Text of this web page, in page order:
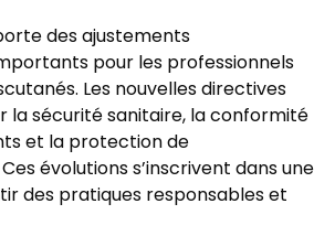
des ajustements
pour les professionnels
Les nouvelles directives
la sécurité sanitaire, la conformité
et la protection de
évolutions s’inscrivent dans une
des pratiques responsables et